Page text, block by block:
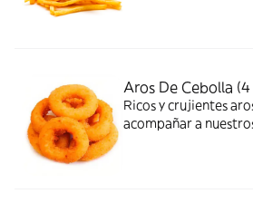
Aros De Cebolla (4
Ricos y crujientes
acompañar a